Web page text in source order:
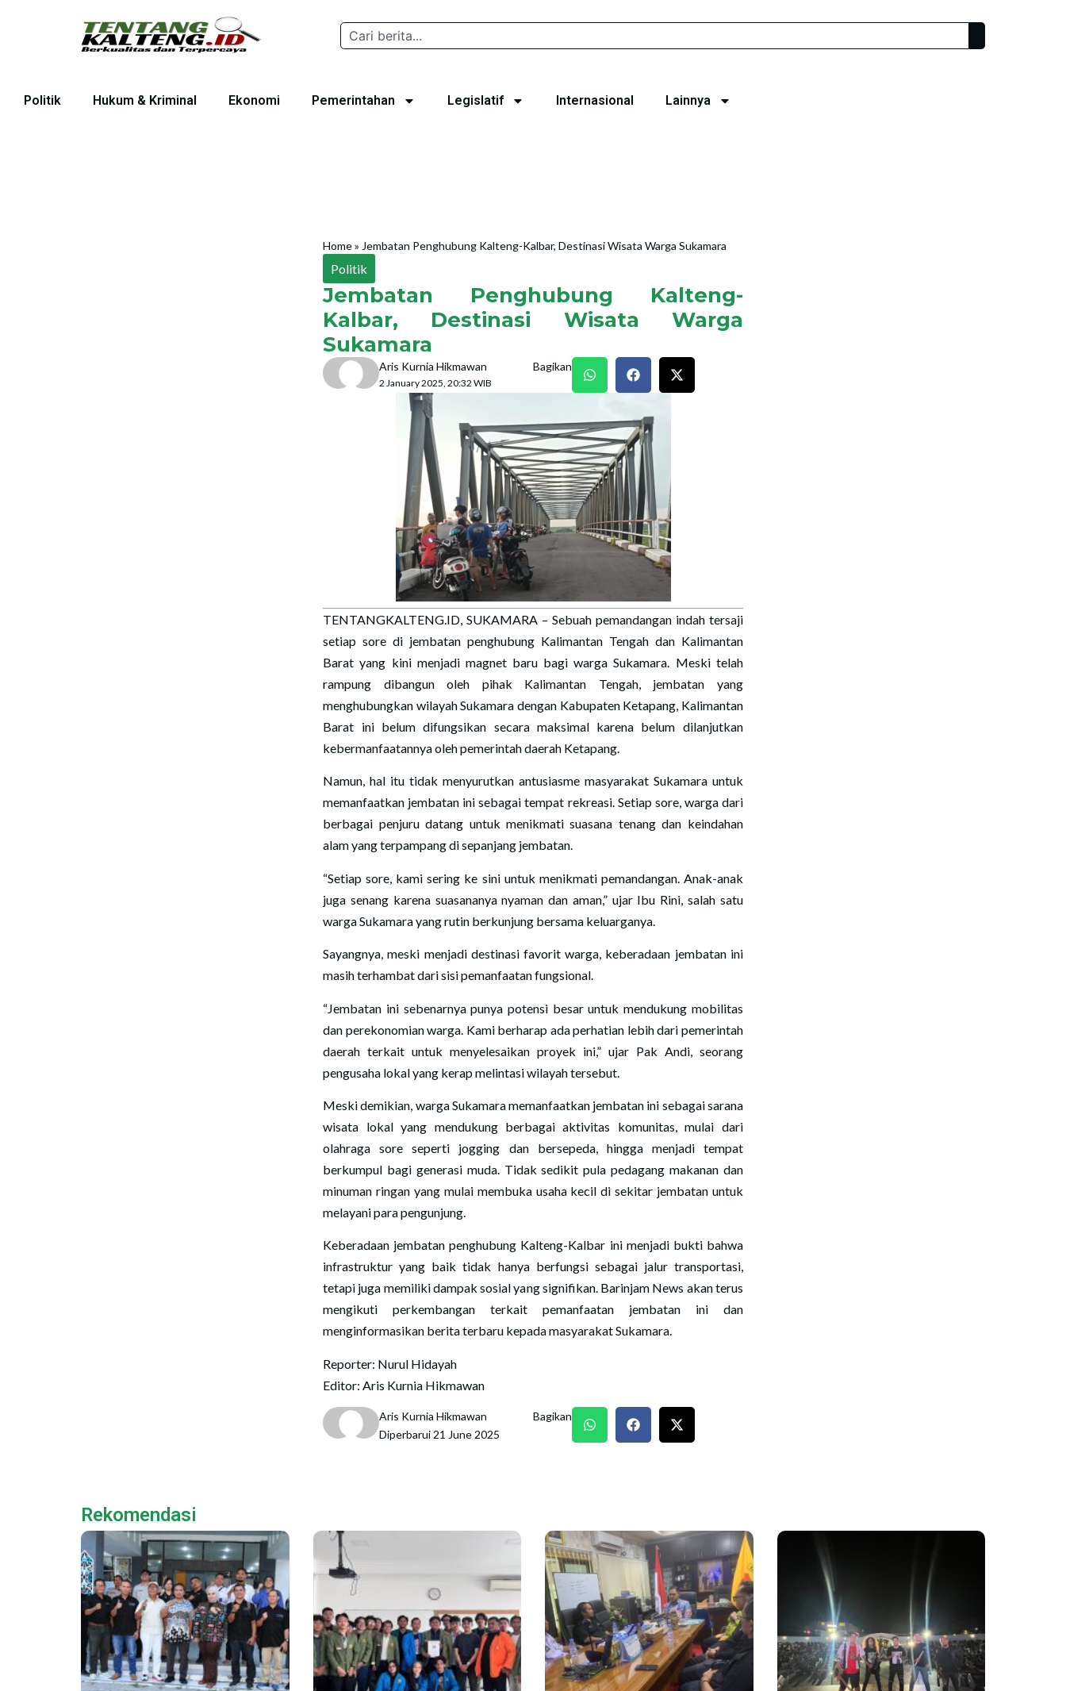
Politik Hukum & Kriminal Ekonomi Pemerintahan Legislatif Internasional Lainnya
Home» Jembatan Penghubung Kalteng-Kalbar, Destinasi Wisata Warga Sukamara
Politik
Jembatan Penghubung Kalteng-
Kalbar, Destinasi Wisata Warga
Sukamara
Aris Kurnia Hikmawan
2 January 2025, 20:32 WIB
Bagikan
TENTANGKALTENG.ID, SUKAMARA – Sebuah pemandangan indah tersaji
setiap sore di jembatan penghubung Kalimantan Tengah dan Kalimantan
Barat yang kini menjadi magnet baru bagi warga Sukamara. Meski telah
rampung dibangun oleh pihak Kalimantan Tengah, jembatan yang
menghubungkan wilayah Sukamara dengan Kabupaten Ketapang, Kalimantan
Barat ini belum difungsikan secara maksimal karena belum dilanjutkan
kebermanfaatannya oleh pemerintah daerah Ketapang.
Namun, hal itu tidak menyurutkan antusiasme masyarakat Sukamara untuk
memanfaatkan jembatan ini sebagai tempat rekreasi. Setiap sore, warga dari
berbagai penjuru datang untuk menikmati suasana tenang dan keindahan
alam yang terpampang di sepanjang jembatan.
“Setiap sore, kami sering ke sini untuk menikmati pemandangan. Anak-anak
juga senang karena suasananya nyaman dan aman,” ujar Ibu Rini, salah satu
warga Sukamara yang rutin berkunjung bersama keluarganya.
Sayangnya, meski menjadi destinasi favorit warga, keberadaan jembatan ini
masih terhambat dari sisi pemanfaatan fungsional.
“Jembatan ini sebenarnya punya potensi besar untuk mendukung mobilitas
dan perekonomian warga. Kami berharap ada perhatian lebih dari pemerintah
daerah terkait untuk menyelesaikan proyek ini,” ujar Pak Andi, seorang
pengusaha lokal yang kerap melintasi wilayah tersebut.
Meski demikian, warga Sukamara memanfaatkan jembatan ini sebagai sarana
wisata lokal yang mendukung berbagai aktivitas komunitas, mulai dari
olahraga sore seperti jogging dan bersepeda, hingga menjadi tempat
berkumpul bagi generasi muda. Tidak sedikit pula pedagang makanan dan
minuman ringan yang mulai membuka usaha kecil di sekitar jembatan untuk
melayani para pengunjung.
Keberadaan jembatan penghubung Kalteng-Kalbar ini menjadi bukti bahwa
infrastruktur yang baik tidak hanya berfungsi sebagai jalur transportasi,
tetapi juga memiliki dampak sosial yang signifikan. Barinjam News akan terus
mengikuti perkembangan terkait pemanfaatan jembatan ini dan
menginformasikan berita terbaru kepada masyarakat Sukamara.
Reporter: Nurul Hidayah
Editor: Aris Kurnia Hikmawan
Aris Kurnia Hikmawan
Diperbarui 21 June 2025
Bagikan
Rekomendasi